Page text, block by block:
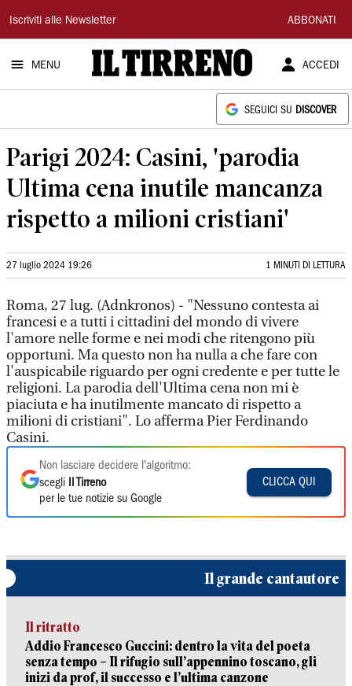
Il
Tirreno
Iscriviti alle Newsletter ABBONATI
MENU ACCEDI
SEGUICI SU DISCOVER
Parigi 2024: Casini, 'parodia
Ultima cena inutile mancanza
rispetto a milioni cristiani'
27 luglio 2024 19:26 1 MINUTI DI LETTURA
Roma, 27 lug. (Adnkronos) - "Nessuno contesta ai
francesi e a tutti i cittadini del mondo di vivere
l'amore nelle forme e nei modi che ritengono più
opportuni. Ma questo non ha nulla a che fare con
l'auspicabile riguardo per ogni credente e per tutte le
religioni. La parodia dell'Ultima cena non mi è
piaciuta e ha inutilmente mancato di rispetto a
milioni di cristiani". Lo afferma Pier Ferdinando
Casini.
Non lasciare decidere l'algoritmo:
scegli
Il Tirreno
per le tue notizie su Google
CLICCA QUI
Il grande cantautore
Il ritratto
Addio Francesco Guccini: dentro la vita del poeta
senza tempo – Il rifugio sull’appennino toscano, gli
inizi da prof, il successo e l’ultima canzone